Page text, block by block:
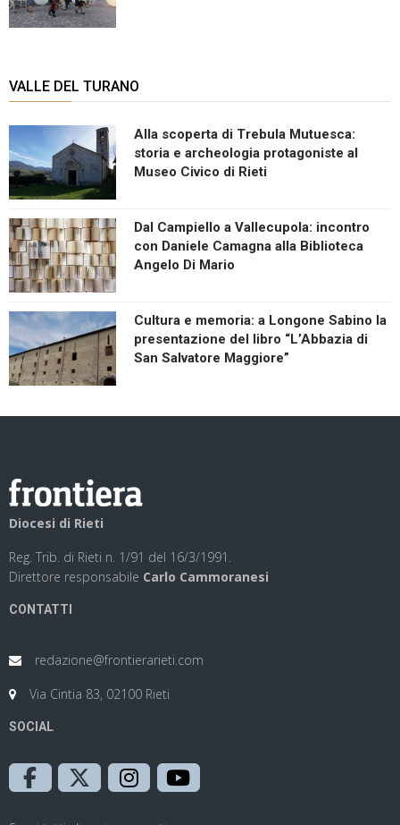
VALLE DEL TURANO
Alla scoperta di Trebula Mutuesca:
storia e archeologia protagoniste al
Museo Civico di Rieti
Dal Campiello a Vallecupola: incontro
con Daniele Camagna alla Biblioteca
Angelo Di Mario
Cultura e memoria: a Longone Sabino la
presentazione del libro “L’Abbazia di
San Salvatore Maggiore”
Diocesi di Rieti
Reg. Trib. di Rieti n. 1/91 del 16/3/1991.
Direttore responsabile Carlo Cammoranesi
CONTATTI
redazione@frontierarieti.com
Via Cintia 83, 02100 Rieti
SOCIAL